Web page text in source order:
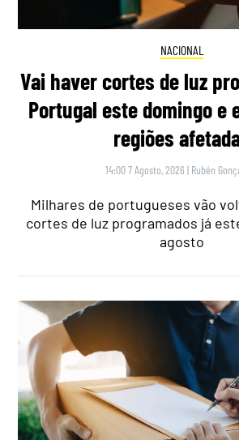
NACIONAL
Vai haver cortes de luz
Portugal este domingo e
regiões
14:00 7 Agosto, 2026 | Rubén
Milhares de portugueses vão
cortes de luz programados já
agosto